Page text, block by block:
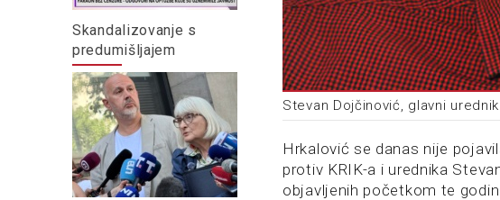
Skandalizovanje s
predumišljajem
Stevan Dojčinović, glavni
Hrkalović se danas nije
protiv KRIK-a i urednika
objavljenih početkom te